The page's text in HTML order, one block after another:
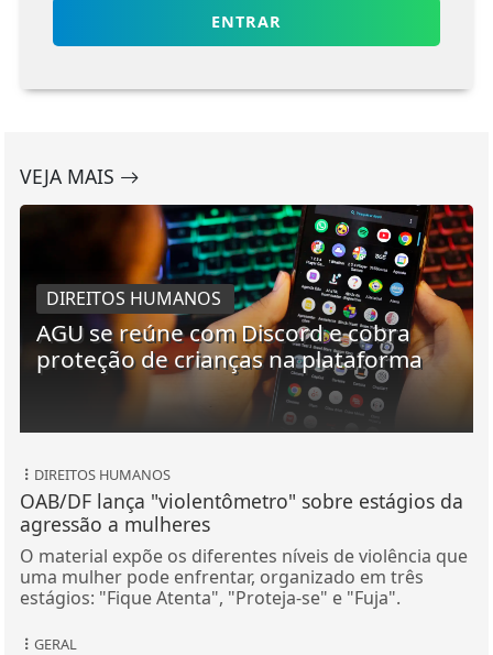
ENTRAR
VEJA MAIS
DIREITOS HUMANOS
AGU se reúne com Discord e cobra
proteção de crianças na plataforma
DIREITOS HUMANOS
OAB/DF lança "violentômetro" sobre estágios da
agressão a mulheres
O material expõe os diferentes níveis de violência que
uma mulher pode enfrentar, organizado em três
estágios: "Fique Atenta", "Proteja-se" e "Fuja".
GERAL